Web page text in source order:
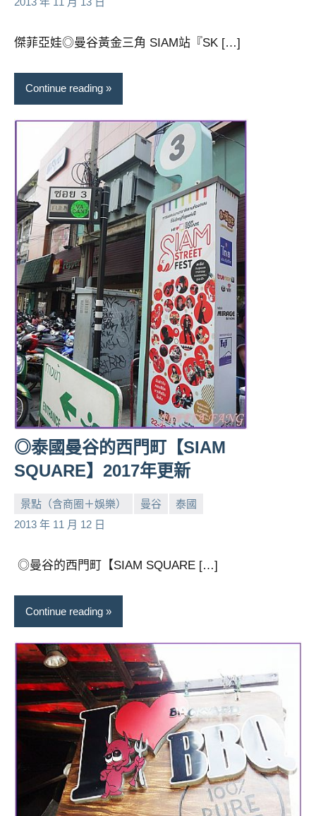
傑菲亞娃◎曼谷黃金三角 SIAM站『SK […]
Continue reading
◎泰國曼谷的西門町【SIAM
SQUARE】2017年更新
景點（含商圈＋娛樂） 曼谷
泰國
2013 年 11 月 12 日
小
No
◎曼谷的西門町【SIAM SQUARE […]
Continue reading